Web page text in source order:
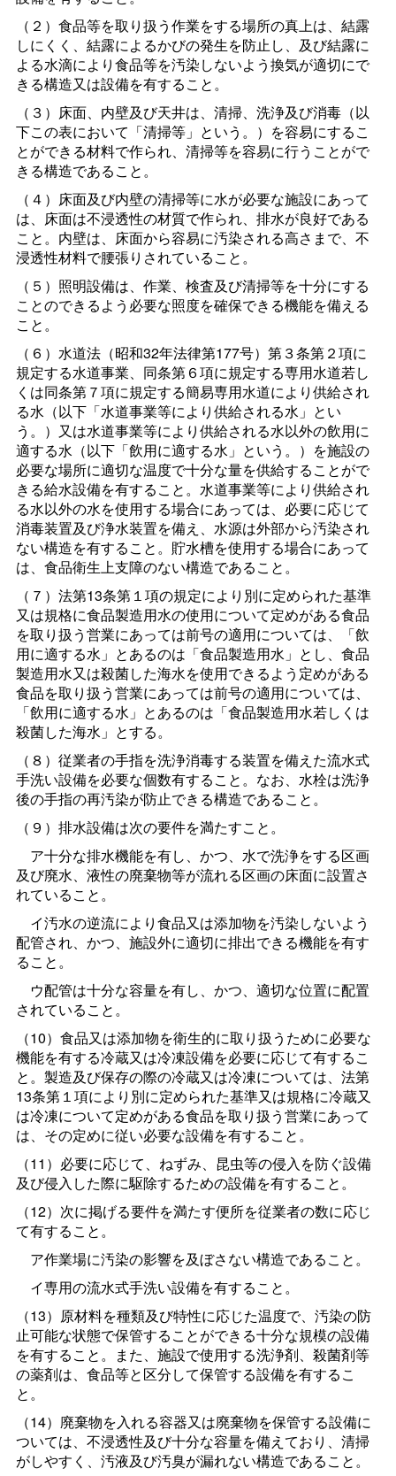
（２）食品等を取り扱う作業をする場所の真上は、結露
しにくく、結露によるかびの発生を防止し、及び結露に
よる水滴により食品等を汚染しないよう換気が適切にで
きる構造又は設備を有すること。
（３）床面、内壁及び天井は、清掃、洗浄及び消毒（以
下この表において「清掃等」という。）を容易にするこ
とができる材料で作られ、清掃等を容易に行うことがで
きる構造であること。
（４）床面及び内壁の清掃等に水が必要な施設にあって
は、床面は不浸透性の材質で作られ、排水が良好である
こと。内壁は、床面から容易に汚染される高さまで、不
浸透性材料で腰張りされていること。
（５）照明設備は、作業、検査及び清掃等を十分にする
ことのできるよう必要な照度を確保できる機能を備える
こと。
（６）水道法（昭和32年法律第177号）第３条第２項に
規定する水道事業、同条第６項に規定する専用水道若し
くは同条第７項に規定する簡易専用水道により供給され
る水（以下「水道事業等により供給される水」とい
う。）又は水道事業等により供給される水以外の飲用に
適する水（以下「飲用に適する水」という。）を施設の
必要な場所に適切な温度で十分な量を供給することがで
きる給水設備を有すること。水道事業等により供給され
る水以外の水を使用する場合にあっては、必要に応じて
消毒装置及び浄水装置を備え、水源は外部から汚染され
ない構造を有すること。貯水槽を使用する場合にあって
は、食品衛生上支障のない構造であること。
（７）法第13条第１項の規定により別に定められた基準
又は規格に食品製造用水の使用について定めがある食品
を取り扱う営業にあっては前号の適用については、「飲
用に適する水」とあるのは「食品製造用水」とし、食品
製造用水又は殺菌した海水を使用できるよう定めがある
食品を取り扱う営業にあっては前号の適用については、
「飲用に適する水」とあるのは「食品製造用水若しくは
殺菌した海水」とする。
（８）従業者の手指を洗浄消毒する装置を備えた流水式
手洗い設備を必要な個数有すること。なお、水栓は洗浄
後の手指の再汚染が防止できる構造であること。
（９）排水設備は次の要件を満たすこと。
ア十分な排水機能を有し、かつ、水で洗浄をする区画
及び廃水、液性の廃棄物等が流れる区画の床面に設置さ
れていること。
イ汚水の逆流により食品又は添加物を汚染しないよう
配管され、かつ、施設外に適切に排出できる機能を有す
ること。
ウ配管は十分な容量を有し、かつ、適切な位置に配置
されていること。
（10）食品又は添加物を衛生的に取り扱うために必要な
機能を有する冷蔵又は冷凍設備を必要に応じて有するこ
と。製造及び保存の際の冷蔵又は冷凍については、法第
13条第１項により別に定められた基準又は規格に冷蔵又
は冷凍について定めがある食品を取り扱う営業にあって
は、その定めに従い必要な設備を有すること。
（11）必要に応じて、ねずみ、昆虫等の侵入を防ぐ設備
及び侵入した際に駆除するための設備を有すること。
（12）次に掲げる要件を満たす便所を従業者の数に応じ
て有すること。
ア作業場に汚染の影響を及ぼさない構造であること。
イ専用の流水式手洗い設備を有すること。
（13）原材料を種類及び特性に応じた温度で、汚染の防
止可能な状態で保管することができる十分な規模の設備
を有すること。また、施設で使用する洗浄剤、殺菌剤等
の薬剤は、食品等と区分して保管する設備を有するこ
と。
（14）廃棄物を入れる容器又は廃棄物を保管する設備に
ついては、不浸透性及び十分な容量を備えており、清掃
がしやすく、汚液及び汚臭が漏れない構造であること。